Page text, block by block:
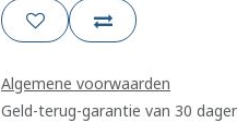
Algemene voorwaarden
Geld-terug-garantie van 30